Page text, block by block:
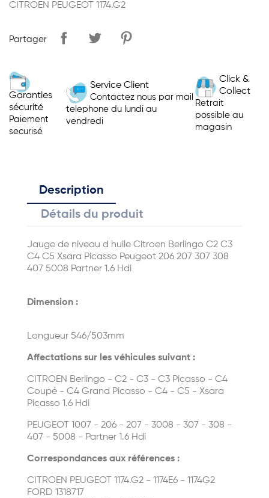
CITROEN PEUGEOT 1174.G2
Partager
Garanties
sécurité
Paiement
securisé
Service Client
Contactez nous par mail
telephone du lundi au
vendredi
Click &
Collect
Retrait
possible au
magasin
Description
Détails du produit
Jauge de niveau d huile Citroen Berlingo C2 C3
C4 C5 Xsara Picasso Peugeot 206 207 307 308
407 5008 Partner 1.6 Hdi
Dimension :
Longueur 546/503mm
Affectations sur les véhicules suivant :
CITROEN Berlingo - C2 - C3 - C3 Picasso - C4
Coupé - C4 Grand Picasso - C4 - C5 - Xsara
Picasso 1.6 Hdi
PEUGEOT 1007 - 206 - 207 - 3008 - 307 - 308 -
407 - 5008 - Partner 1.6 Hdi
Correspondances aux références :
CITROEN PEUGEOT 1174.G2 - 1174E6 - 1174G2
FORD 1318717